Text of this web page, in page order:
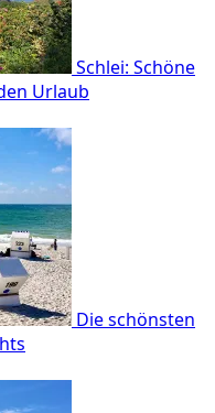
Schlei: Schöne
Urlaub
Die schönsten